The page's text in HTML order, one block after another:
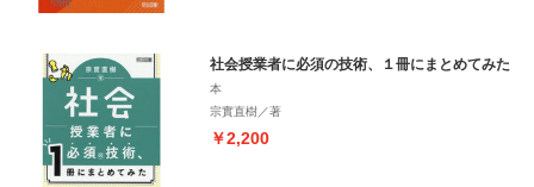
社会授業者に必須の技術、１冊にまとめてみた
本
宗實直樹／著
￥2,200